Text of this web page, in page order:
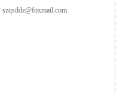
szqsddz@foxmail.com